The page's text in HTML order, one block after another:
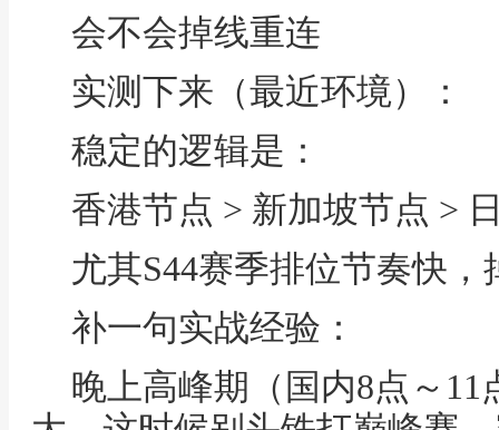
会不会掉线重连
实测下来（最近环境）：
稳定的逻辑是：
香港节点 > 新加坡节点 >
尤其S44赛季排位节奏快
补一句实战经验：
晚上高峰期（国内8点～